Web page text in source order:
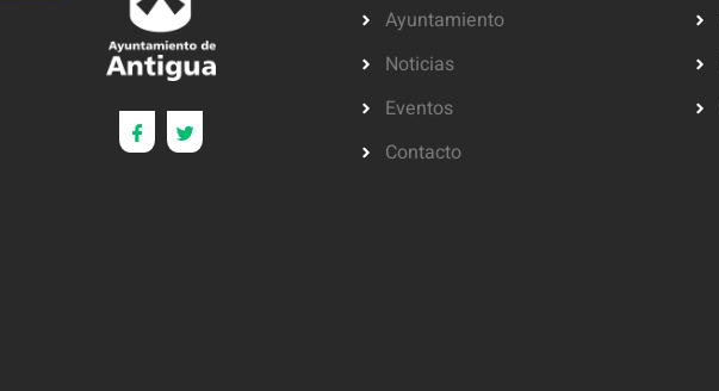
Ayuntamiento
Noticias
Eventos
Contacto